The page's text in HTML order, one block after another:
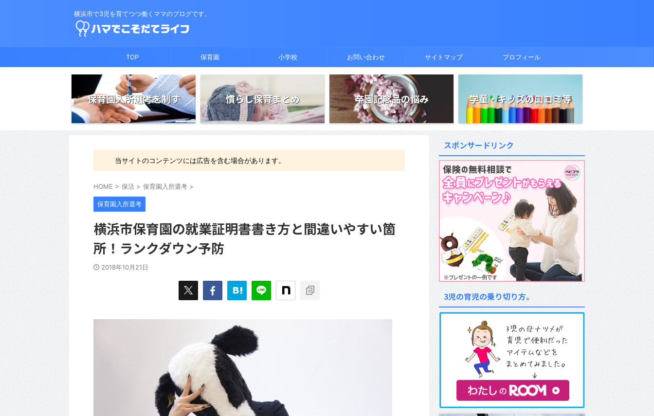
横浜市で3児を育てつつ働くママのブログです。
TOP 保育園 小学校 お問い合わせ サイトマップ プロフィール
保育園入所選考を制す 慣らし保育まとめ 卒園記念品の悩み 学童・キッズの口コミ等
当サイトのコンテンツには広告を含む場合があります。
HOME > 保活 > 保育園入所選考 >
保育園入所選考
横浜市保育園の就業証明書書き方と間違いやすい箇
所！ランクダウン予防
2018年10月21日
スポンサードリンク
3児の育児の乗り切り方。